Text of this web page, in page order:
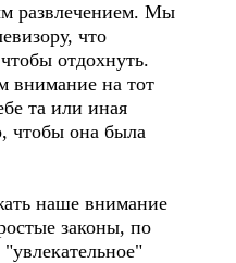
развлечением. Мы
что
отдохнуть.
внимание на тот
та или иная
чтобы она была
наше внимание
законы, по